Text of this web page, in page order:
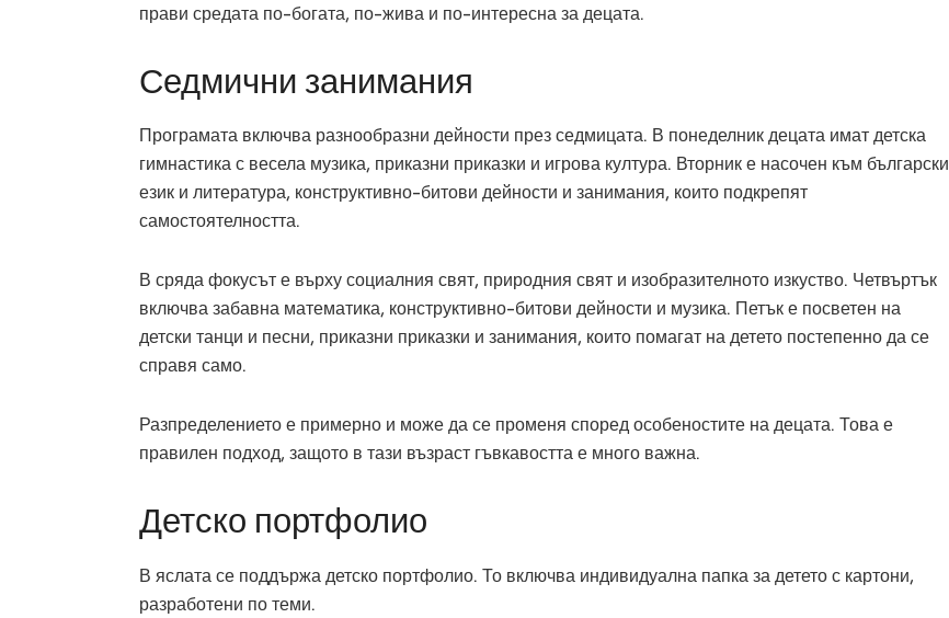
прави средата по-богата, по-жива и по-интересна за децата.
Седмични занимания
Програмата включва разнообразни дейности през седмицата. В понеделник децата имат детска
гимнастика с весела музика, приказни приказки и игрова култура. Вторник е насочен към български
език и литература, конструктивно-битови дейности и занимания, които подкрепят
самостоятелността.
В сряда фокусът е върху социалния свят, природния свят и изобразителното изкуство. Четвъртък
включва забавна математика, конструктивно-битови дейности и музика. Петък е посветен на
детски танци и песни, приказни приказки и занимания, които помагат на детето постепенно да се
справя само.
Разпределението е примерно и може да се променя според особеностите на децата. Това е
правилен подход, защото в тази възраст гъвкавостта е много важна.
Детско портфолио
В яслата се поддържа детско портфолио. То включва индивидуална папка за детето с картони,
разработени по теми.